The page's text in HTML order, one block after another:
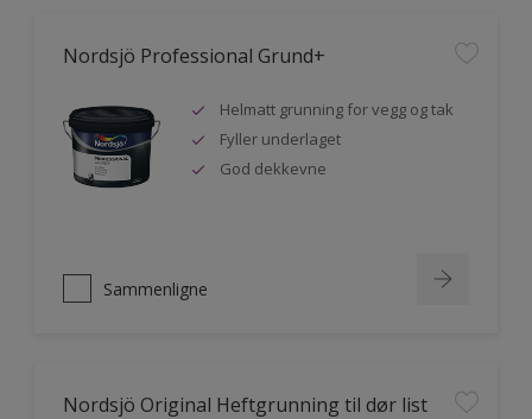
Nordsjö Professional Grund+
Helmatt grunning for vegg og tak
Fyller underlaget
God dekkevne
Sammenligne
Nordsjö Original Heftgrunning til dør list